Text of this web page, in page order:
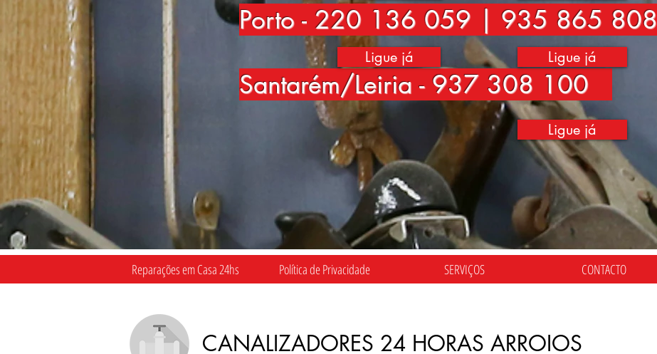
Porto - 220 136 059 | 935 865 808
Santarém/Leiria - 937 308 100
Ligue já Ligue já
Ligue já
Reparações em Casa 24hs Política de Privacidade SERVIÇOS CONTACTO
CANALIZADORES 24 HORAS ARROIOS